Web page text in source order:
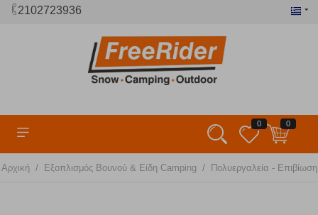
2102723936
0 0
Αρχική / Εξοπλισμός Βουνού & Είδη Camping / Πολυεργαλεία -